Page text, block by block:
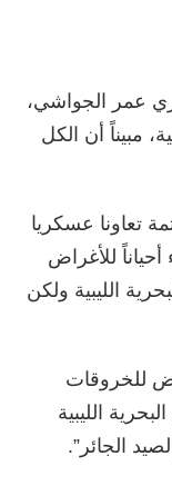
عمر الجواشي،
مبيناً أن الكل
تعاونا عسكريا
أحياناً للأغراض
الليبية ولكن
للخروقات
الليبية
الجائر”.